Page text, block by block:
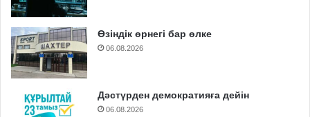
Өзіндік өрнегі бар өлке
06.08.2026
Дәстүрден демократияға дейін
06.08.2026